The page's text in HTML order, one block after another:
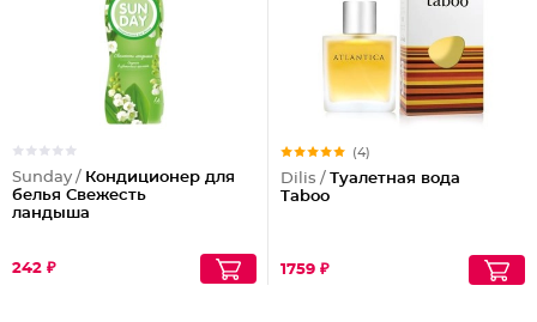
Sunday / Кондиционер для
белья Свежесть
ландыша
242 ₽
(4)
Dilis / Туалетная вода
Taboo
1759 ₽